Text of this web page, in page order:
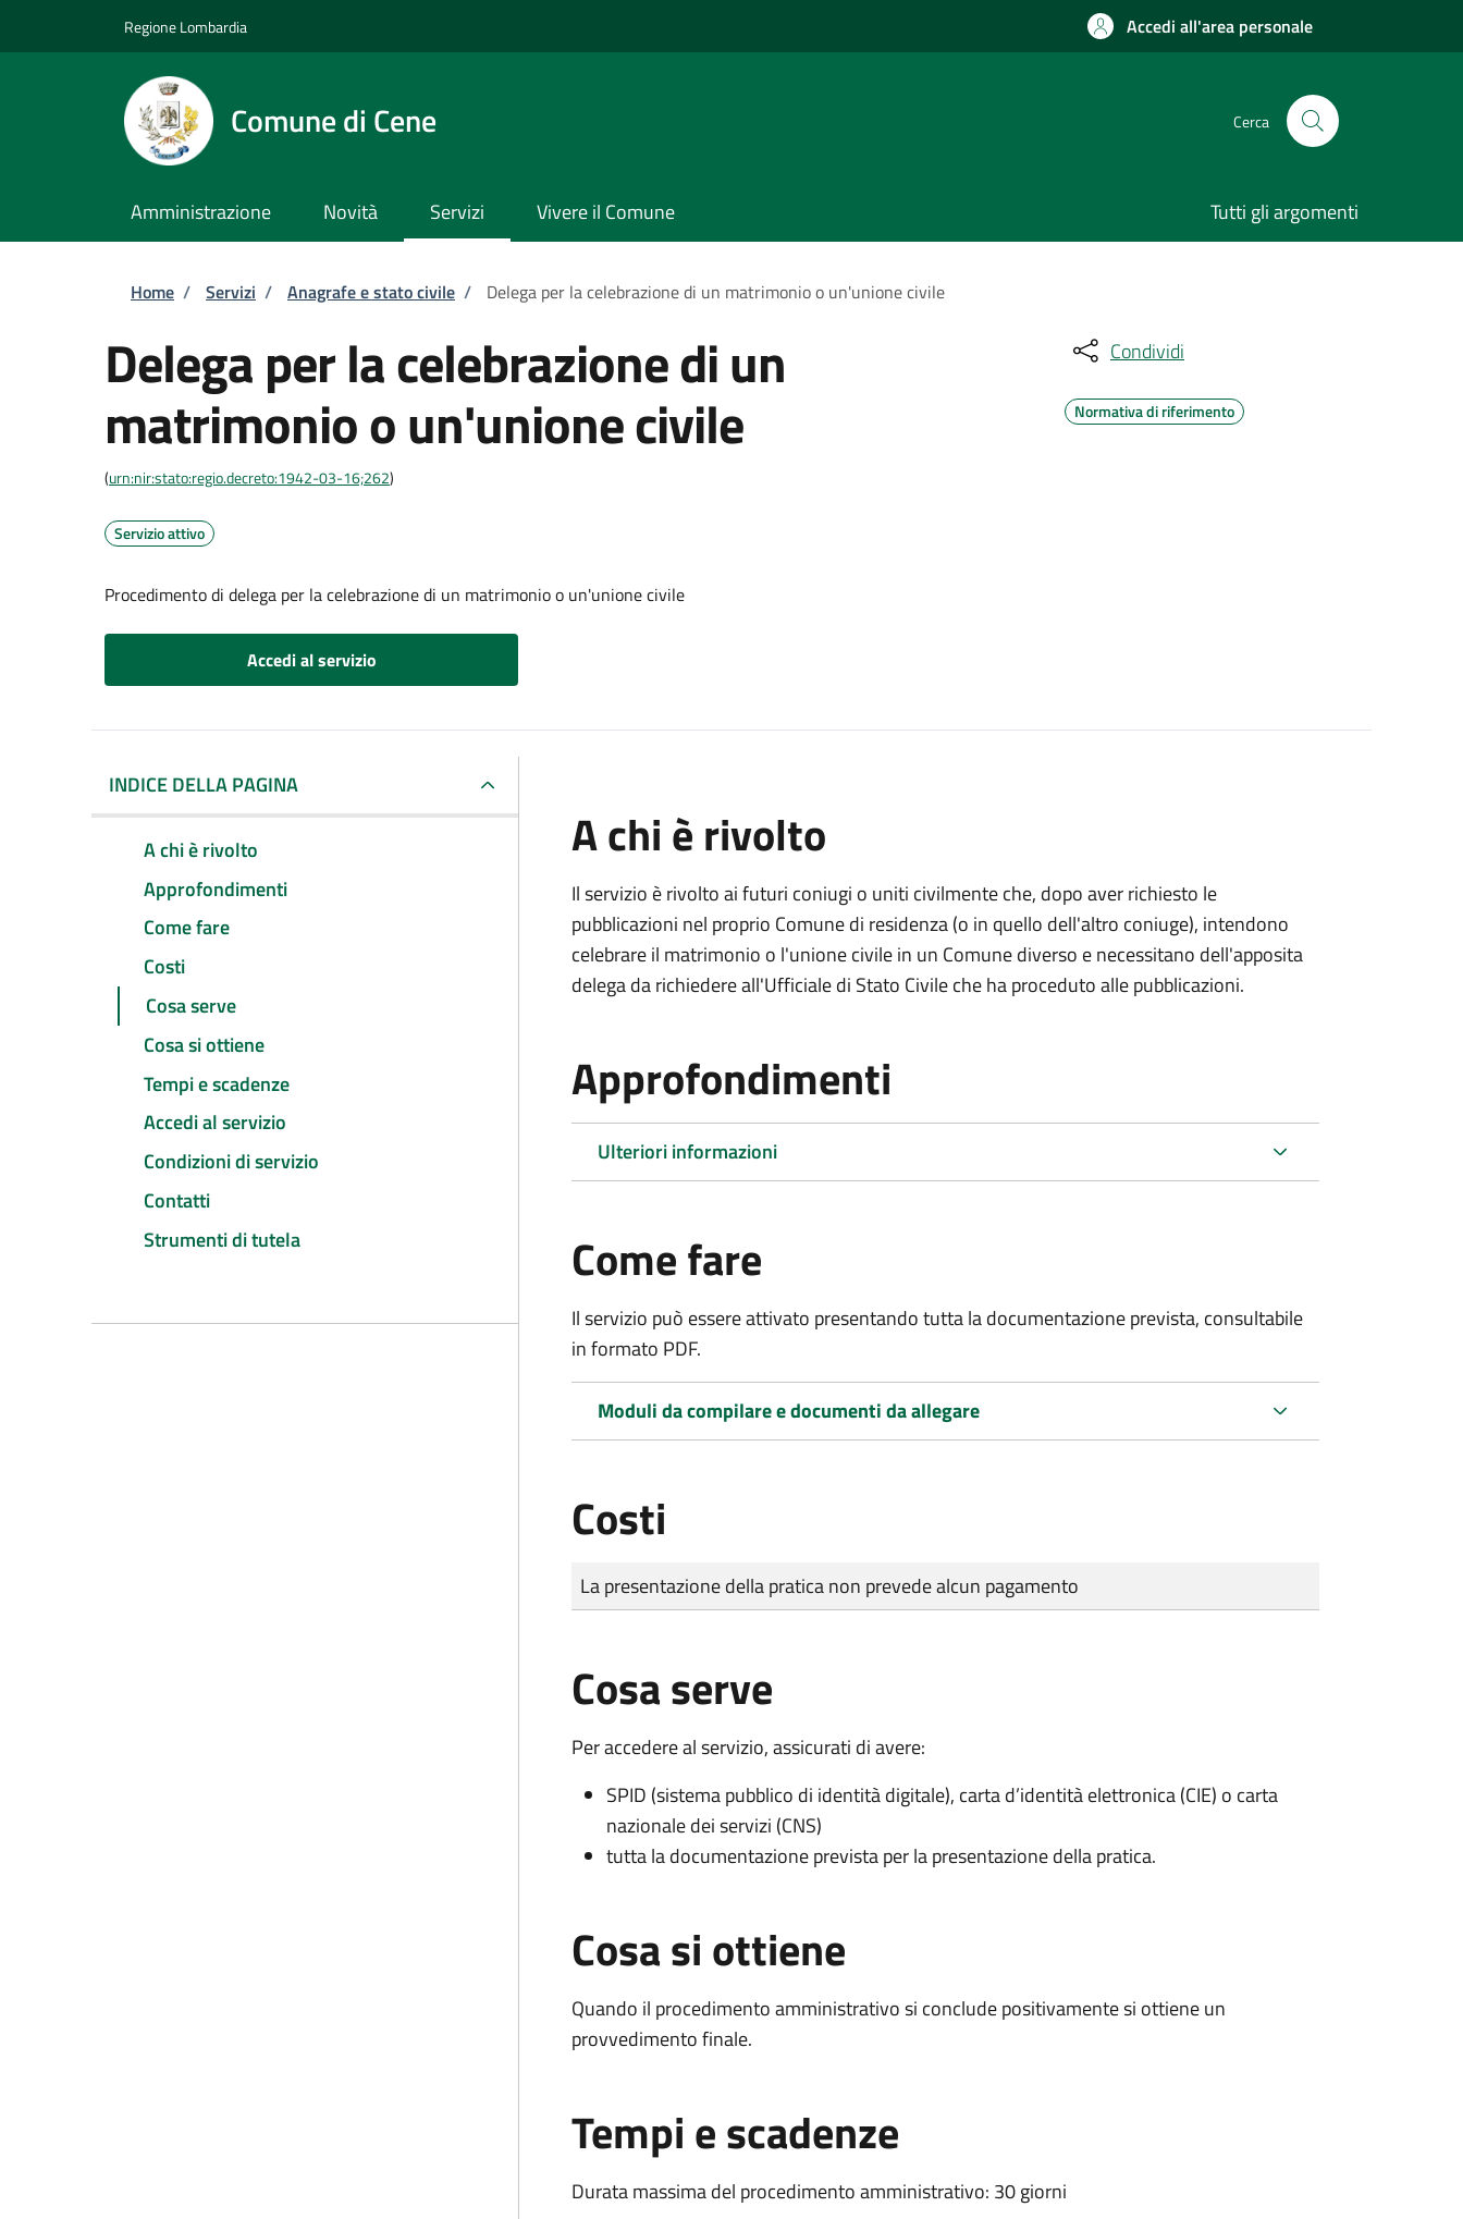
Regione Lombardia Accedi all'area personale
Comune di Cene Cerca
Amministrazione Novità Servizi Vivere il Comune Tutti gli argomenti
Briciole di pane
Home / Servizi / Anagrafe e stato civile / Delega per la celebrazione di un matrimonio o un'unione civile
Delega per la celebrazione di un
matrimonio o un'unione civile
(urn:nir:stato:regio.decreto:1942-03-16;262)
Servizio attivo
Procedimento di delega per la celebrazione di un matrimonio o un'unione civile
Accedi al servizio
Condividi
Normativa di riferimento
INDICE DELLA PAGINA
A chi è rivolto
Approfondimenti
Come fare
Costi
Cosa serve
Cosa si ottiene
Tempi e scadenze
Accedi al servizio
Condizioni di servizio
Contatti
Strumenti di tutela
A chi è rivolto
Il servizio è rivolto ai futuri coniugi o uniti civilmente che, dopo aver richiesto le
pubblicazioni nel proprio Comune di residenza (o in quello dell'altro coniuge), intendono
celebrare il matrimonio o l'unione civile in un Comune diverso e necessitano dell'apposita
delega da richiedere all'Ufficiale di Stato Civile che ha proceduto alle pubblicazioni.
Approfondimenti
Ulteriori informazioni
Come fare
Il servizio può essere attivato presentando tutta la documentazione prevista, consultabile
in formato PDF.
Moduli da compilare e documenti da allegare
Costi
Tipo di pagamento
Importo
La presentazione della pratica non prevede alcun pagamento
Cosa serve
Per accedere al servizio, assicurati di avere:
SPID (sistema pubblico di identità digitale), carta d’identità elettronica (CIE) o carta
nazionale dei servizi (CNS)
tutta la documentazione prevista per la presentazione della pratica.
Cosa si ottiene
Quando il procedimento amministrativo si conclude positivamente si ottiene un
provvedimento finale.
Tempi e scadenze
Durata massima del procedimento amministrativo: 30 giorni